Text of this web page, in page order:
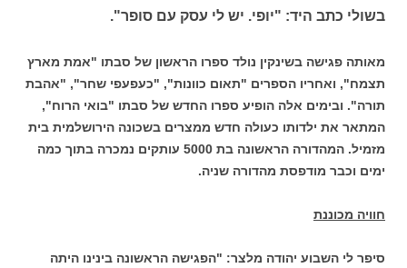
בשולי כתב היד: "יופי. יש לי עסק עם סופר".
מאותה פגישה בשינקין נולד ספרו הראשון של סבתו "אמת מארץ
תצמח", ואחריו הספרים "תאום כוונות", "כעפעפי שחר", "אהבת
תורה". ובימים אלה הופיע ספרו החדש של סבתו "בואי הרוח",
המתאר את ילדותו כעולה חדש ממצרים בשכונה הירושלמית בית
מזמיל. המהדורה הראשונה בת 5000 עותקים נמכרה בתוך כמה
ימים וכבר מודפסת מהדורה שניה.
חוויה מכוננת
סיפר לי השבוע יהודה מלצר: "הפגישה הראשונה בינינו היתה